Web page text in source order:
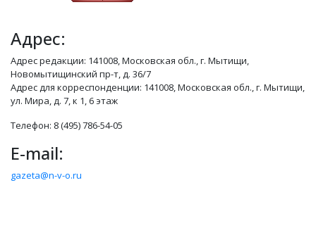
Адрес:
Адрес редакции: 141008, Московская обл., г. Мытищи,
Новомытищинский пр-т, д. 36/7
Адрес для корреспонденции: 141008, Московская обл., г. Мытищи,
ул. Мира, д. 7, к 1, 6 этаж
Телефон: 8 (495) 786-54-05
E-mail:
gazeta@n-v-o.ru